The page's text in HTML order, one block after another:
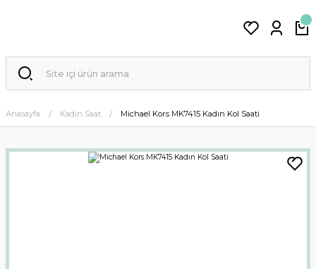
Anasayfa Kadın Saat Michael Kors MK7415 Kadın Kol Saati